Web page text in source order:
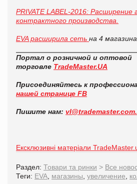
PRIVATE LABEL-2016: Расширение
контрактного производства.
EVA расширила сеть на 4 магазина.
Портал о розничной и оптовой
торговле TradeMaster.UA
Присоединяйтесь к
нашей странице FB
Пишите нам:
Ексклюзивні матеріали
Раздел: Товари та ринки > Все
Теги: EVA магазины увеличение